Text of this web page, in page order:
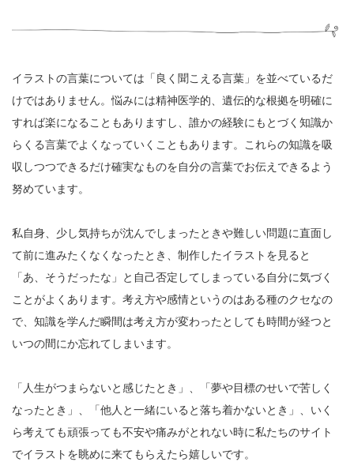
イラストの言葉については「良く聞こえる言葉」を並べているだ
けではありません。悩みには精神医学的、遺伝的な根拠を明確に
すれば楽になることもありますし、誰かの経験にもとづく知識か
らくる言葉でよくなっていくこともあります。これらの知識を吸
収しつつできるだけ確実なものを自分の言葉でお伝えできるよう
努めています。
私自身、少し気持ちが沈んでしまったときや難しい問題に直面し
て前に進みたくなくなったとき、制作したイラストを見ると
「あ、そうだったな」と自己否定してしまっている自分に気づく
ことがよくあります。考え方や感情というのはある種のクセなの
で、知識を学んだ瞬間は考え方が変わったとしても時間が経つと
いつの間にか忘れてしまいます。
「人生がつまらないと感じたとき」、「夢や目標のせいで苦しく
なったとき」、「他人と一緒にいると落ち着かないとき」、いく
ら考えても頑張っても不安や痛みがとれない時に私たちのサイト
でイラストを眺めに来てもらえたら嬉しいです。